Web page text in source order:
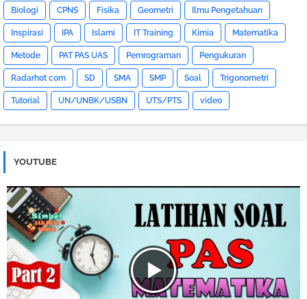
Biologi CPNS Fisika Geometri Ilmu Pengetahuan
Inspirasi IPA Islami IT Training Kimia Matematika
Metode PAT PAS UAS Pemrograman Pengukuran
Radarhot com SD SMA SMP Soal Trigonometri
Tutorial UN/UNBK/USBN UTS/PTS video
YOUTUBE